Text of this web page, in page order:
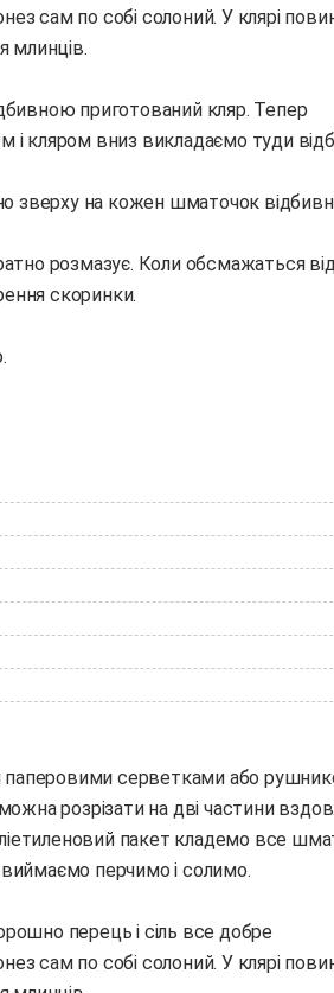
сам по собі солоний. У клярі
млинців.
приготований кляр. Тепер
і кляром вниз викладаємо туди
зверху на кожен шматочок
розмазує. Коли обсмажаться
скоринки.
розрізати на дві частини
пакет кладемо все
перчимо і солимо.
перець і сіль все добре
сам по собі солоний. У клярі